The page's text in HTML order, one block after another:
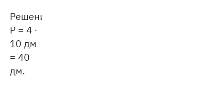
Решение:
P = 4 ∙
10 дм
= 40
дм.